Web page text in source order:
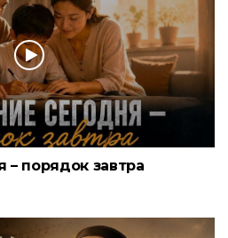
– порядок завтра